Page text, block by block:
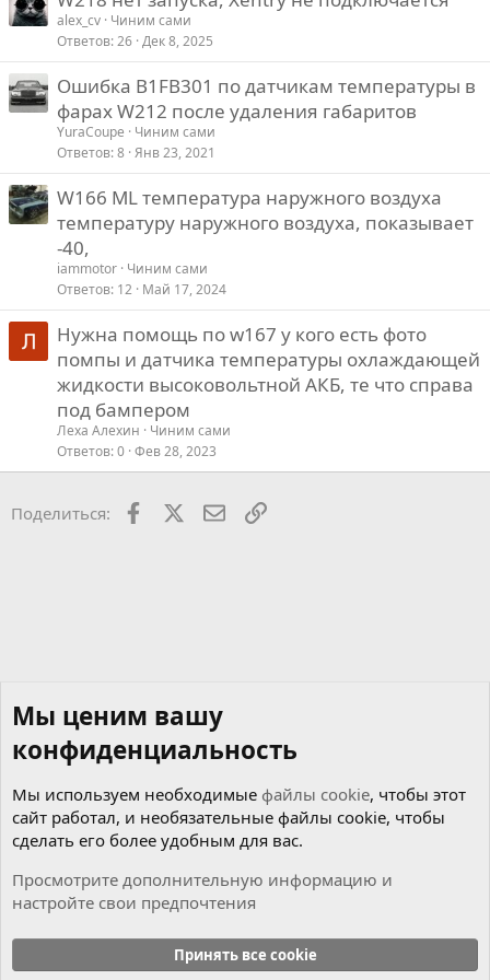
alex_cv Чиним сами
Ответов 26 Дек 8, 2025
Ошибка B1FB301 по датчикам температуры в
фарах W212 после удаления габаритов
YuraCoupe
Чиним сами
Ответов 8 Янв 23, 2021
W166 ML температура наружного воздуха
температуру наружного воздуха, показывает
-40,
iammotor Чиним сами
Ответов 12 Май 17, 2024
Нужна помощь по w167 у кого есть фото
помпы и датчика температуры охлаждающей
жидкости высоковольтной АКБ, те что справа
под бампером
Леха Алехин
Чиним сами
Ответов 0 Фев 28, 2023
Поделиться: Facebook ПочтаСсылкой
Cookies Russian (RU)
Мы ценим вашу
конфиденциальность
Мы используем необходимые файлы cookie, чтобы этот
сайт работал, и необязательные файлы cookie, чтобы
сделать его более удобным для вас.
Просмотрите дополнительную информацию и
настройте свои предпочтения
Принять все cookie